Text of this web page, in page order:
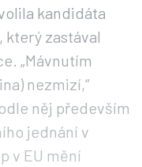
kandidáta
který zastával
„Mávnutím
nezmizí,“
něj především
jednání v
v EU mění